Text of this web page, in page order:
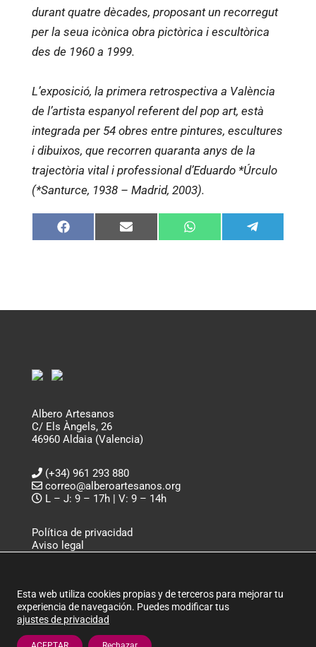
durant quatre dècades, proposant un recorregut
per la seua icònica obra pictòrica i escultòrica
des de 1960 a 1999.
L’exposició, la primera retrospectiva a València
de l’artista espanyol referent del pop art, està
integrada per 54 obres entre pintures, escultures
i dibuixos, que recorren quaranta anys de la
trajectòria vital i professional d’Eduardo *Úrculo
(*Santurce, 1938 – Madrid, 2003).
Compartir
en
Compartir
en
Compartir
en
Compartir
en
Albero Artesanos
C/ Els Àngels, 26
46960 Aldaia (Valencia)
(+34) 961 293 880
correo@alberoartesanos.org
L – J: 9 – 17h | V: 9 – 14h
Política de privacidad
Aviso legal
ALBERO ARTESANOS ©
Esta web utiliza cookies propias y de terceros para mejorar tu
experiencia de navegación. Puedes modificar tus
ajustes de privacidad